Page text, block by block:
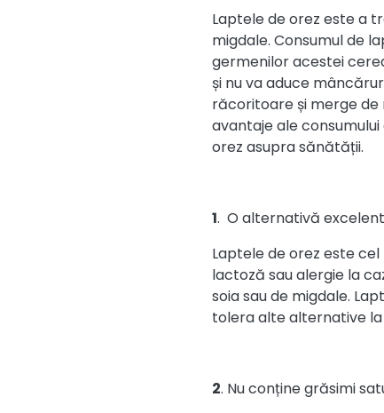
Laptele de orez este a
migdale. Consumul de
germenilor acestei
și nu va aduce
răcoritoare și merge de
avantaje ale
orez asupra sănătății.
1. O alternativă
Laptele de orez este
lactoză sau alergie la
soia sau de migdale.
tolera alte alternative
2. Nu conține grăsimi